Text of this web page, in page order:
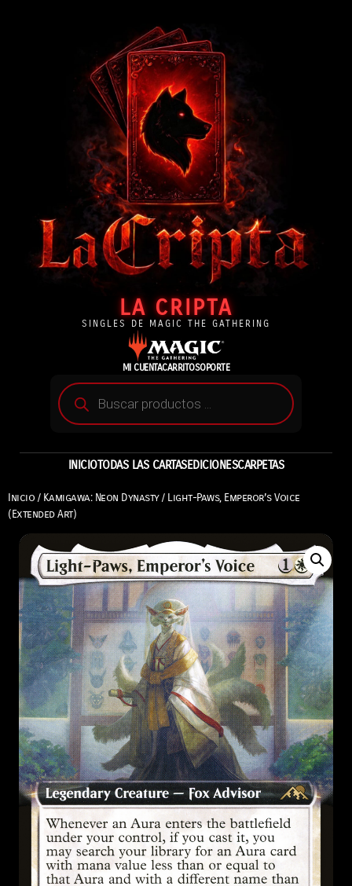
LA CRIPTA
SINGLES DE MAGIC THE GATHERING
MI CUENTACARRITOSOPORTE
INICIOTODAS LAS CARTASEDICIONESCARPETAS
Inicio / Kamigawa: Neon Dynasty/ Light-Paws, Emperor’s Voice
(Extended Art)